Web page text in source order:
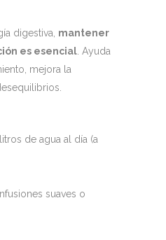
digestiva, mantener
es esencial . Ayuda
mejora la
de agua al día (a
suaves o